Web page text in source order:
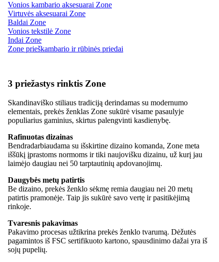
Vonios kambario aksesuarai Zone
Virtuvės aksesuarai Zone
Baldai Zone
Vonios tekstilė Zone
Indai Zone
Zone prieškambario ir rūbinės priedai
3 priežastys rinktis Zone
Skandinaviško stiliaus tradiciją derindamas su modernumo
elementais, prekės ženklas Zone sukūrė visame pasaulyje
populiarius gaminius, skirtus palengvinti kasdienybę.
Rafinuotas dizainas
Bendradarbiaudama su išskirtine dizaino komanda, Zone meta
iššūkį įprastoms normoms ir tiki naujovišku dizainu, už kurį jau
laimėjo daugiau nei 50 tarptautinių apdovanojimų.
Daugybės metų patirtis
Be dizaino, prekės ženklo sėkmę remia daugiau nei 20 metų
patirtis pramonėje. Taip jis sukūrė savo vertę ir pasitikėjimą
rinkoje.
Tvaresnis pakavimas
Pakavimo procesas užtikrina prekės ženklo tvarumą. Dėžutės
pagamintos iš FSC sertifikuoto kartono, spausdinimo dažai yra iš
sojų pupelių.